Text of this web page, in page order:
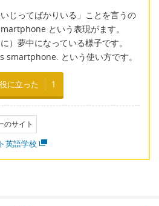
じってばかりいる」ことを言うの
という表現がます。
）夢中になっている様子です。
という使い方です。
役に立った 1
のサイト
英語学校